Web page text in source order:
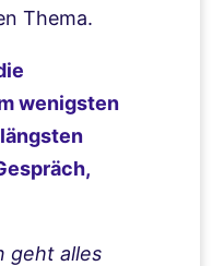
Thema.
wenigsten
geht alles